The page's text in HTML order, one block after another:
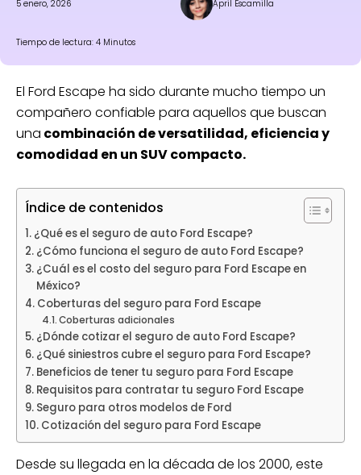
5 enero, 2026 April Escamilla
Tiempo de lectura: 4 Minutos
El Ford Escape ha sido durante mucho tiempo un
compañero confiable para aquellos que buscan
una combinación de versatilidad, eficiencia y
comodidad en un SUV compacto.
Índice de contenidos
¿Qué es el seguro de auto Ford Escape?
¿Cómo funciona el seguro de auto Ford Escape?
¿Cuál es el costo del seguro para Ford Escape en
México?
Coberturas del seguro para Ford Escape
Coberturas adicionales
¿Dónde cotizar el seguro de auto Ford Escape?
¿Qué siniestros cubre el seguro para Ford Escape?
Beneficios de tener tu seguro para Ford Escape
Requisitos para contratar tu seguro Ford Escape
Seguro para otros modelos de Ford
Cotización del seguro para Ford Escape
Desde su llegada en la década de los 2000, este